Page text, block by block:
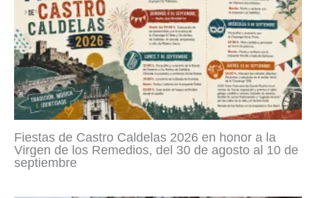
Fiestas de Castro Caldelas 2026 en honor a la
Virgen de los Remedios, del 30 de agosto al 10 de
septiembre